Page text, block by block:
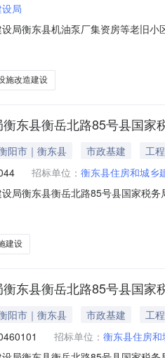
局
局衡东县机油泵厂集资房等老旧
建设项目（二期）品目
施改造建设
东县衡岳北路85号县国
阳市｜衡东县 市政基建
工程
招标单位： 衡东县住房和城乡
局衡东县衡岳北路85号县国家税
华人民共和国政府采购法》及其
建设
东县衡岳北路85号县国
阳市｜衡东县 市政基建
工程
招标单位： 衡东县住房